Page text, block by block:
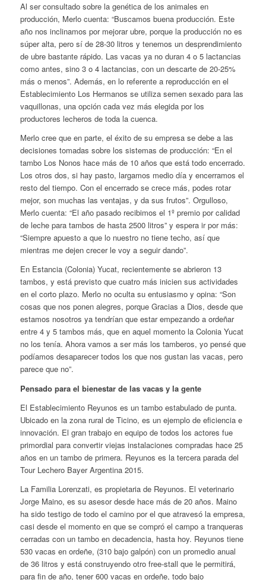
Al ser consultado sobre la genética de los animales en
producción, Merlo cuenta: “Buscamos buena producción. Este
año nos inclinamos por mejorar ubre, porque la producción no es
súper alta, pero sí de 28-30 litros y tenemos un desprendimiento
de ubre bastante rápido. Las vacas ya no duran 4 o 5 lactancias
como antes, sino 3 o 4 lactancias, con un descarte de 20-25%
más o menos”. Además, en lo referente a reproducción en el
Establecimiento Los Hermanos se utiliza semen sexado para las
vaquillonas, una opción cada vez más elegida por los
productores lecheros de toda la cuenca.
Merlo cree que en parte, el éxito de su empresa se debe a las
decisiones tomadas sobre los sistemas de producción: “En el
tambo Los Nonos hace más de 10 años que está todo encerrado.
Los otros dos, si hay pasto, largamos medio día y encerramos el
resto del tiempo. Con el encerrado se crece más, podes rotar
mejor, son muchas las ventajas, y da sus frutos”. Orgulloso,
Merlo cuenta: “El año pasado recibimos el 1º premio por calidad
de leche para tambos de hasta 2500 litros” y espera ir por más:
“Siempre apuesto a que lo nuestro no tiene techo, así que
mientras me dejen crecer le voy a seguir dando”.
En Estancia (Colonia) Yucat, recientemente se abrieron 13
tambos, y está previsto que cuatro más inicien sus actividades
en el corto plazo. Merlo no oculta su entusiasmo y opina: “Son
cosas que nos ponen alegres, porque Gracias a Dios, desde que
estamos nosotros ya tendrían que estar empezando a ordeñar
entre 4 y 5 tambos más, que en aquel momento la Colonia Yucat
no los tenía. Ahora vamos a ser más los tamberos, yo pensé que
podíamos desaparecer todos los que nos gustan las vacas, pero
parece que no”.
Pensado para el bienestar de las vacas y la gente
El Establecimiento Reyunos es un tambo estabulado de punta.
Ubicado en la zona rural de Ticino, es un ejemplo de eficiencia e
innovación. El gran trabajo en equipo de todos los actores fue
primordial para convertir viejas instalaciones compradas hace 25
años en un tambo de primera. Reyunos es la tercera parada del
Tour Lechero Bayer Argentina 2015.
La Familia Lorenzati, es propietaria de Reyunos. El veterinario
Jorge Maino, es su asesor desde hace más de 20 años. Maino
ha sido testigo de todo el camino por el que atravesó la empresa,
casi desde el momento en que se compró el campo a tranqueras
cerradas con un tambo en decadencia, hasta hoy. Reyunos tiene
530 vacas en ordeñe, (310 bajo galpón) con un promedio anual
de 36 litros y está construyendo otro free-stall que le permitirá,
para fin de año, tener 600 vacas en ordeñe, todo bajo